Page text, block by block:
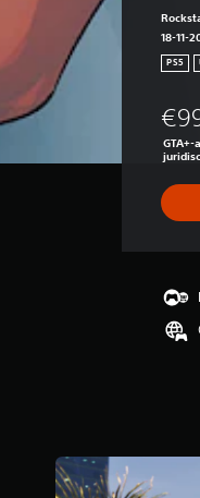
18-11-
PS5